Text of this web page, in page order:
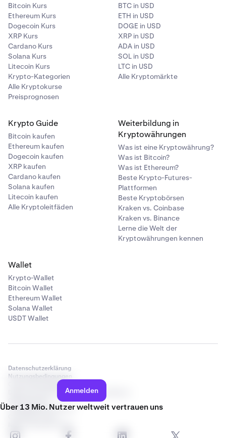
Anmelden
Über 13 Mio. Nutzer weltweit vertrauen uns
Bitcoin Kurs
Ethereum Kurs
Dogecoin Kurs
XRP Kurs
Cardano Kurs
Solana Kurs
Litecoin Kurs
Krypto-Kategorien
Alle Kryptokurse
Preisprognosen
BTC in USD
ETH in USD
DOGE in USD
XRP in USD
ADA in USD
SOL in USD
LTC in USD
Alle Kryptomärkte
Krypto Guide
Bitcoin kaufen
Ethereum kaufen
Dogecoin kaufen
XRP kaufen
Cardano kaufen
Solana kaufen
Litecoin kaufen
Alle Kryptoleitfäden
Weiterbildung in
Kryptowährungen
Was ist eine Kryptowährung?
Was ist Bitcoin?
Was ist Ethereum?
Beste Krypto-Futures-
Plattformen
Beste Kryptobörsen
Kraken vs. Coinbase
Kraken vs. Binance
Lerne die Welt der
Kryptowährungen kennen
Wallet
Krypto-Wallet
Bitcoin Wallet
Ethereum Wallet
Solana Wallet
USDT Wallet
Datenschutzerklärung
Nutzungsbedingungen
Cookie-Einstellungen
Datenschutzbestimmungen für Kandidaten
Tradingregeln der Börse